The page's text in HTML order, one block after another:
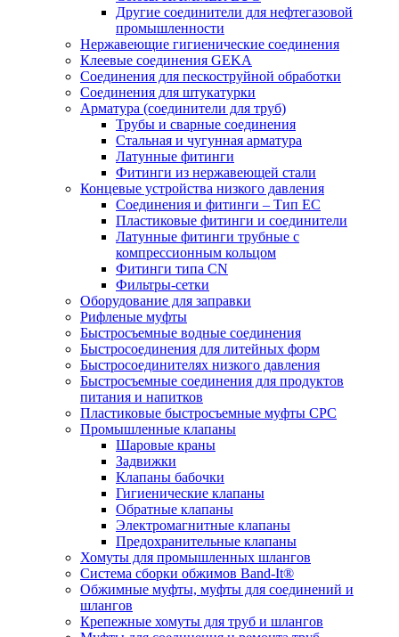
Другие соединители для нефтегазовой
промышленности
Нержавеющие гигиенические соединения
Клеевые соединения GEKA
Соединения для пескоструйной обработки
Cоединения для штукатурки
Арматура (соединители для труб)
Трубы и сварные соединения
Стальная и чугунная арматура
Латунные фитинги
Фитинги из нержавеющей стали
Концевые устройства низкого давления
Соединения и фитинги – Тип EC
Пластиковые фитинги и соединители
Латунные фитинги трубные с
компрессионным кольцом
Фитинги типа CN
Фильтры-сетки
Оборудование для заправки
Рифленые муфты
Быстросъемные водные соединения
Быстросоединения для литейных форм
Быстросоединителях низкого давления
Быстросъемные соединения для продуктов
питания и напитков
Пластиковые быстросъемные муфты CPC
Промышленные клапаны
Шаровые краны
Задвижки
Клапаны бабочки
Гигиенические клапаны
Обратные клапаны
Электромагнитные клапаны
Предохранительные клапаны
Хомуты для промышленных шлангов
Система сборки обжимов Band-It®
Обжимные муфты, муфты для соединений и
шлангов
Крепежные хомуты для труб и шлангов